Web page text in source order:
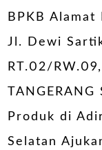
BPKB Alamat
Jl. Dewi
RT.02/
TANGERANG
Produk di
Selatan